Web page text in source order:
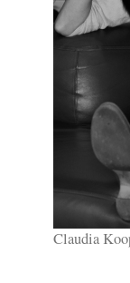
Claudia